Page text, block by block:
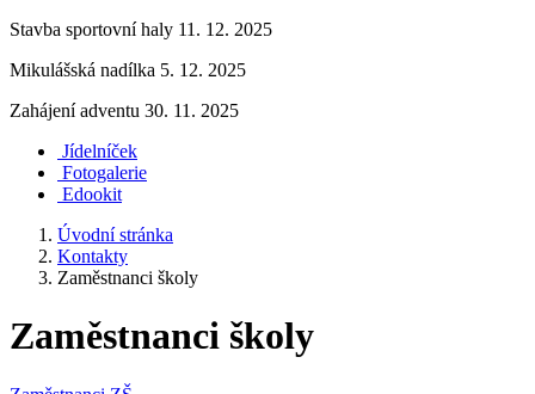
Stavba sportovní haly 11. 12. 2025
Mikulášská nadílka 5. 12. 2025
Zahájení adventu 30. 11. 2025
Jídelníček
Fotogalerie
Edookit
Úvodní stránka
Kontakty
Zaměstnanci školy
Zaměstnanci školy